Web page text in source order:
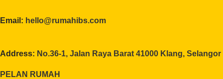
Email: hello@rumahibs.com
Address: No.36-1, Jalan Raya Barat 41000 Klang, Selangor
PELAN RUMAH